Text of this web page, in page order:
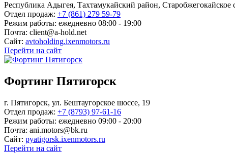
Республика Адыгея, Тахтамукайский район, Старобжегокайское
Отдел продаж: +7 (861) 279 59-79
Режим работы: ежедневно 08:00 - 19:00
Почта: client@a-hold.net
Сайт: avtoholding.ixenmotors.ru
Перейти на сайт
Фортинг Пятигорск
г. Пятигорск, ул. Бештаугорское шоссе, 19
Отдел продаж: +7 (8793) 97-61-16
Режим работы: ежедневно 09:00 - 20:00
Почта: ani.motors@bk.ru
Сайт: pyatigorsk.ixenmotors.ru
Перейти на сайт